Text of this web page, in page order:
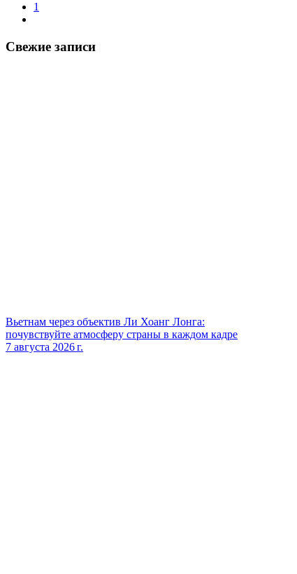
1
Свежие записи
Вьетнам через объектив Ли Хоанг Лонга:
почувствуйте атмосферу страны в каждом кадре
7 августа 2026 г.